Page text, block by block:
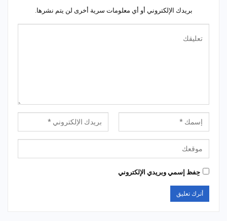
بريدك الإلكتروني أو أي معلومات سرية أخرى لن يتم نشرها.
حِفظ إسمي وبريدي الإلكتروني